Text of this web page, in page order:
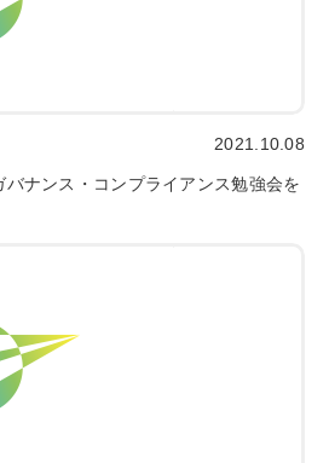
2021.10.08
バナンス・コンプライアンス勉強会を